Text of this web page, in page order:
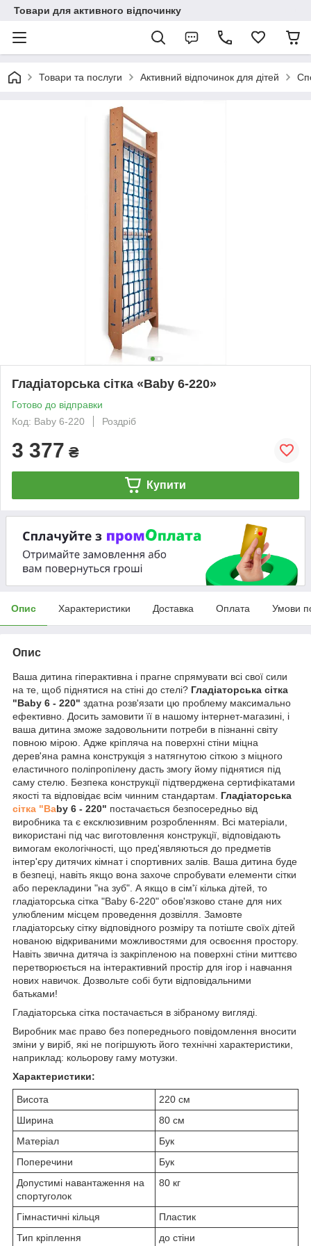
Товари для активного відпочинку
Товари та послуги Активний відпочинок для дітей
Гладіаторська сітка «Baby 6-220»
Готово до відправки
Код: Baby 6-220
Роздріб
3 377 ₴
Купити
Опис Характеристики Доставка Оплата Умови
Опис
Ваша дитина гіперактивна і прагне спрямувати всі свої сили
на те, щоб піднятися на стіні до стелі? Гладіаторська сітка
"Baby 6 - 220" здатна розв'язати цю проблему максимально
ефективно. Досить замовити її в нашому інтернет-магазині, і
ваша дитина зможе задовольнити потреби в пізнанні світу
повною мірою. Адже кріпляча на поверхні стіни міцна
дерев'яна рамна конструкція з натягнутою сіткою з міцного
еластичного поліпропілену дасть змогу йому піднятися під
саму стелю. Безпека конструкції підтверджена сертифікатами
якості та відповідає всім чинним стандартам. Гладіаторська
сітка "Baby 6 - 220" постачається безпосередньо від
виробника та є ексклюзивним розробленням. Всі матеріали,
використані під час виготовлення конструкції, відповідають
вимогам екологічності, що пред'являються до предметів
інтер'єру дитячих кімнат і спортивних залів. Ваша дитина буде
в безпеці, навіть якщо вона захоче спробувати елементи сітки
або перекладини "на зуб". А якщо в сім'ї кілька дітей, то
гладіаторська сітка "Baby 6-220" обов'язково стане для них
улюбленим місцем проведення дозвілля. Замовте
гладіаторську сітку відповідного розміру та потіште своїх дітей
нованою відкриваними можливостями для освоєння простору.
Навіть звична дитяча із закріпленою на поверхні стіни миттєво
перетворюється на інтерактивний простір для ігор і навчання
нових навичок. Дозвольте собі бути відповідальними
батьками!
Гладіаторська сітка постачається в зібраному вигляді.
Виробник має право без попереднього повідомлення вносити
зміни у виріб, які не погіршують його технічні характеристики,
наприклад: кольорову гаму мотузки.
Характеристики:
Висота
220 см
Ширина
80 см
Матеріал
Бук
Поперечини
Бук
Допустимі навантаження на
спортуголок
80 кг
Гімнастичні кільця
Пластик
Тип кріплення
до стіни